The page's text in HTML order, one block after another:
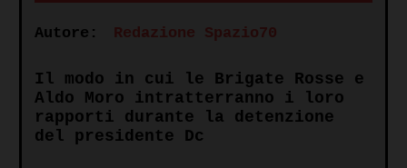
Autore: Redazione Spazio70
Il modo in cui le Brigate Rosse e
Aldo Moro intratterranno i loro
rapporti durante la detenzione
del presidente Dc